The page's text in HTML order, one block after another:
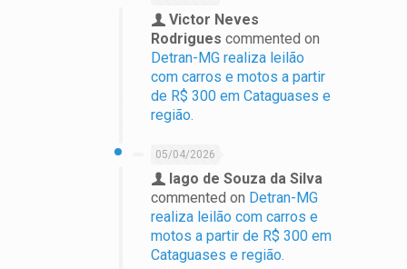
Victor Neves
Rodrigues commented on
Detran-MG realiza leilão
com carros e motos a partir
de R$ 300 em Cataguases e
região.
05/04/2026
Iago de Souza da Silva
commented on Detran-MG
realiza leilão com carros e
motos a partir de R$ 300 em
Cataguases e região.